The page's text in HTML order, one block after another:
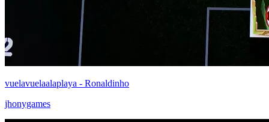
vuelavuelaalaplaya - Ronaldinho
jhonygames